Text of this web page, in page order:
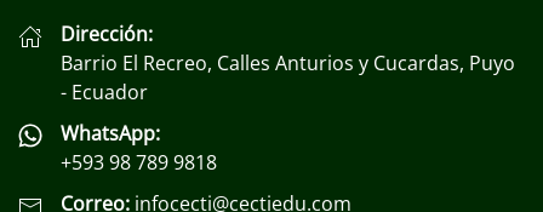
Dirección:
Barrio El Recreo, Calles Anturios y Cucardas, Puyo
- Ecuador
WhatsApp:
+593 98 789 9818
Correo: infocecti@cectiedu.com